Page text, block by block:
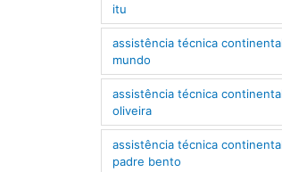
itu
assistência técnica
mundo
assistência técnica
oliveira
assistência técnica
padre bento